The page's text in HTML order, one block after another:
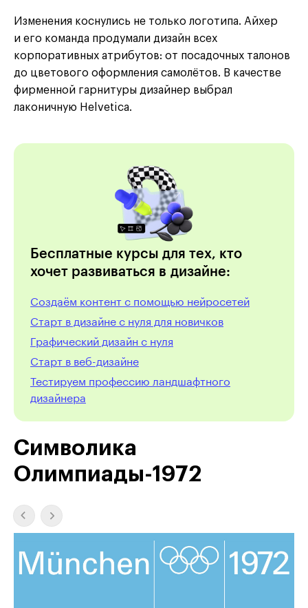
Изменения коснулись не только логотипа. Айхер
и его команда продумали дизайн всех
корпоративных атрибутов: от посадочных талонов
до цветового оформления самолётов. В качестве
фирменной гарнитуры дизайнер выбрал
лаконичную Helvetica.
Бесплатные курсы для тех, кто
хочет развиваться в дизайне:
Создаём контент с помощью нейросетей
Старт в дизайне с нуля для новичков
Графический дизайн с нуля
Cтарт в веб-дизайне
Тестируем профессию ландшафтного
дизайнера
Символика
Олимпиады-1972